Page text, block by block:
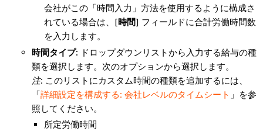
会社がこの「時間入力」方法を使用するように構成さ
れている場合は、[時間] フィールドに合計労働時間数
を入力します。
時間タイプ: ドロップダウンリストから入力する給与の種
類を選択します。次のオプションから選択します。
注: このリストにカスタム時間の種類を追加するには、
「詳細設定を構成する: 会社レベルのタイムシート 」を参
照してください。
所定労働時間